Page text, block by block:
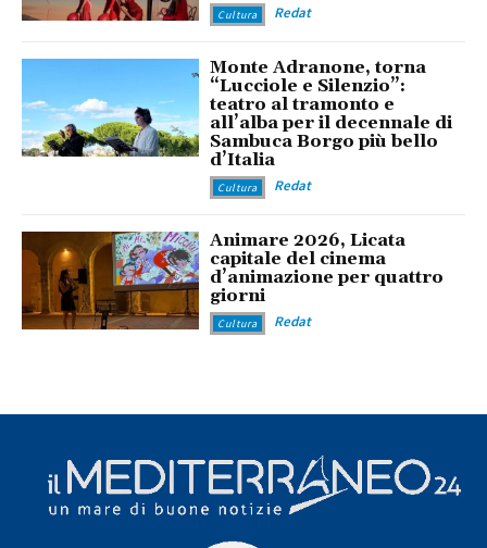
Cultura Redat
Monte Adranone, torna
“Lucciole e Silenzio”:
teatro al tramonto e
all’alba per il decennale di
Sambuca Borgo più bello
d’Italia
Cultura Redat
Animare 2026, Licata
capitale del cinema
d’animazione per quattro
giorni
Cultura Redat